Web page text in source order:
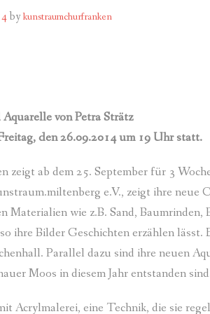
MITGLIEDER
BANKVERBINDUNG
PROGRAMM 2022
PROGRAMM 2018
PROGRAMM 2017
PROGRAMM 2016
PROGRAMM 2015
bykunstraumchurfranken
von Petra Strätz
den 26.09.2014 um 19 Uhr statt.
zeigt ab dem 25. September für 3
e.V., zeigt ihre neue
Materialien wie z.B. Sand,
ihre Bilder Geschichten erzählen lässt.
Parallel dazu sind ihre neuen
Moos in diesem Jahr entstanden
Acrylmalerei, eine Technik, die sie